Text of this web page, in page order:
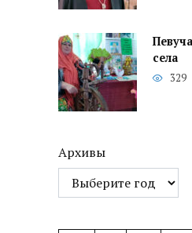
села
329
Архивы